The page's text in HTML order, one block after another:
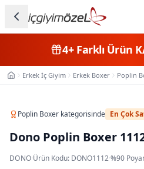
Kategorileri
Erkek
Çocuk
Fantazi
4+Farklı Ürün
Ana SayfaErkek İç Giyim Erkek Boxer Poplin
Poplin Boxer kategorisinde En Çok
Dono Poplin Boxer
DONO·Ürün Kodu: DONO1112·%90